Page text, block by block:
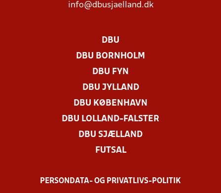
info@dbusjaelland.dk
DBU
DBU BORNHOLM
DBU FYN
DBU JYLLAND
DBU KØBENHAVN
DBU LOLLAND-FALSTER
DBU SJÆLLAND
FUTSAL
PERSONDATA- OG PRIVATLIVS-POLITIK